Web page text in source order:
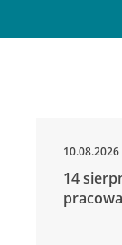
10.08.2026
14